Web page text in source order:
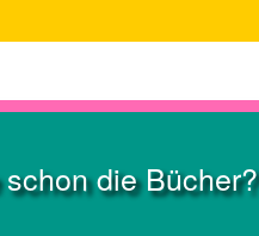
die Bücher?